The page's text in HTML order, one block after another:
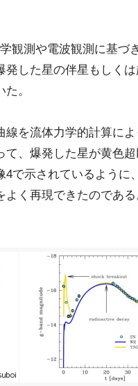
観測や電波観測に基づ
発した星の伴星もしく
。
線を流体力学的計算に
て、爆発した星が黄色
4で示されているように
く再現できたのである